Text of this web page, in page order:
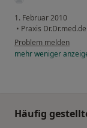
1. Februar 2010
• Praxis
Problem melden
mehrweniger
Häufig